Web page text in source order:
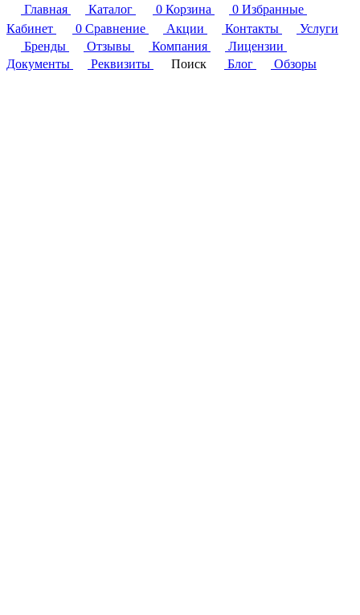
Главная
Каталог 0 Корзина 0 Избранные
Кабинет
0 Сравнение Акции Контакты
Услуги
Бренды
Отзывы Компания
Лицензии
Документы
Реквизиты Поиск Блог Обзоры